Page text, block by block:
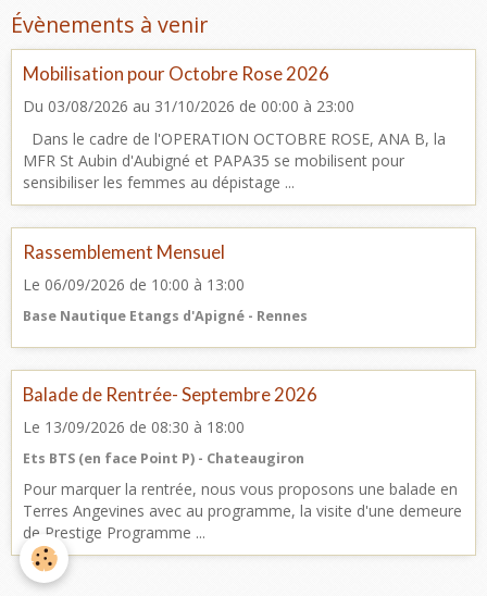
Évènements à venir
Mobilisation pour Octobre Rose 2026
Du 03/08/2026 au 31/10/2026 de 00:00 à 23:00
Dans le cadre de l'OPERATION OCTOBRE ROSE, ANA B, la
MFR St Aubin d'Aubigné et PAPA35 se mobilisent pour
sensibiliser les femmes au dépistage ...
Rassemblement Mensuel
Le 06/09/2026 de 10:00 à 13:00
Base Nautique Etangs d'Apigné - Rennes
Balade de Rentrée- Septembre 2026
Le 13/09/2026 de 08:30 à 18:00
Ets BTS (en face Point P) - Chateaugiron
Pour marquer la rentrée, nous vous proposons une balade en
Terres Angevines avec au programme, la visite d'une demeure
de Prestige Programme ...